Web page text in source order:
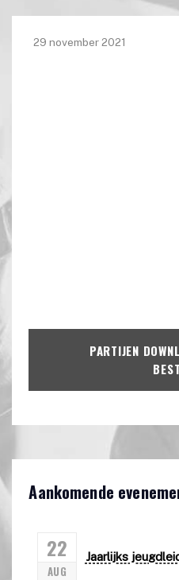
29 november 2021
PARTIJEN
Aankomende
22
AUG
Jaarlijks